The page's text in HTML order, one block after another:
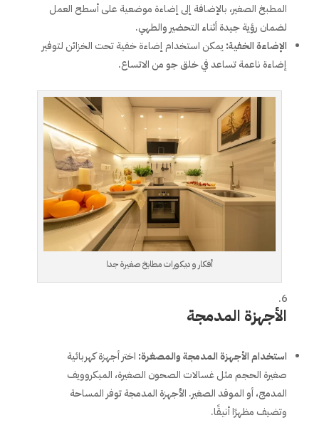
المطبخ الصغير، بالإضافة إلى إضاءة موضعية على أسطح العمل
لضمان رؤية جيدة أثناء التحضير والطهي.
الإضاءة الخفية: يمكن استخدام إضاءة خفية تحت الخزائن لتوفير
إضاءة ناعمة تساعد في خلق جو من الاتساع.
أفكار و ديكورات مطابخ صغيرة جدا
الأجهزة المدمجة
استخدام الأجهزة المدمجة والمصغرة: اختر أجهزة كهربائية
صغيرة الحجم مثل غسالات الصحون الصغيرة، الميكروويف
المدمج، أو الموقد الصغير. الأجهزة المدمجة توفر المساحة
وتضيف مظهرًا أنيقًا.